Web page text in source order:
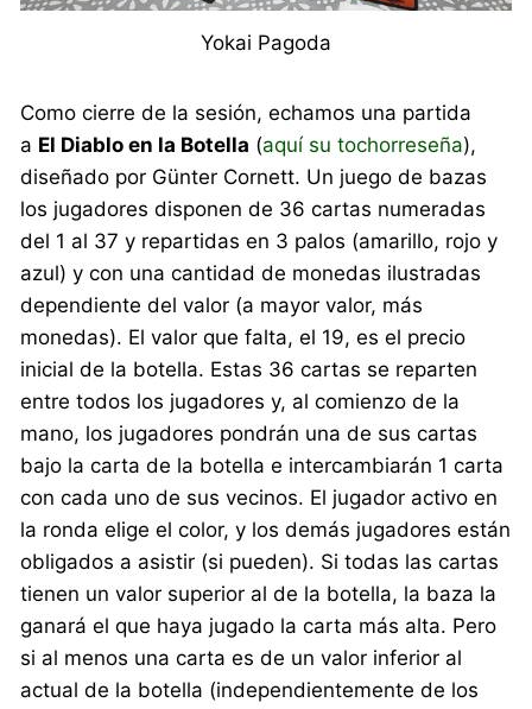
Yokai Pagoda
Como cierre de la sesión, echamos una partida
a El Diablo en la Botella (aquí su tochorreseña),
diseñado por Günter Cornett. Un juego de bazas
los jugadores disponen de 36 cartas numeradas
del 1 al 37 y repartidas en 3 palos (amarillo, rojo y
azul) y con una cantidad de monedas ilustradas
dependiente del valor (a mayor valor, más
monedas). El valor que falta, el 19, es el precio
inicial de la botella. Estas 36 cartas se reparten
entre todos los jugadores y, al comienzo de la
mano, los jugadores pondrán una de sus cartas
bajo la carta de la botella e intercambiarán 1 carta
con cada uno de sus vecinos. El jugador activo en
la ronda elige el color, y los demás jugadores están
obligados a asistir (si pueden). Si todas las cartas
tienen un valor superior al de la botella, la baza la
ganará el que haya jugado la carta más alta. Pero
si al menos una carta es de un valor inferior al
actual de la botella (independientemente de los